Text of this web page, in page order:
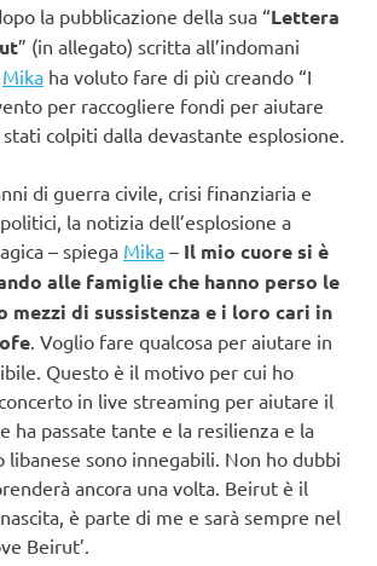
la pubblicazione della sua “Lettera
” (in allegato) scritta all’indomani
Mika ha voluto fare di più creando “I
per raccogliere fondi per aiutare
colpiti dalla devastante esplosione.
di guerra civile, crisi finanziaria e
la notizia dell’esplosione a
– spiega Mika – Il mio cuore si è
alle famiglie che hanno perso le
mezzi di sussistenza e i loro cari in
. Voglio fare qualcosa per aiutare in
Questo è il motivo per cui ho
in live streaming per aiutare il
ha passate tante e la resilienza e la
libanese sono innegabili. Non ho dubbi
ancora una volta. Beirut è il
è parte di me e sarà sempre nel
Beirut’.